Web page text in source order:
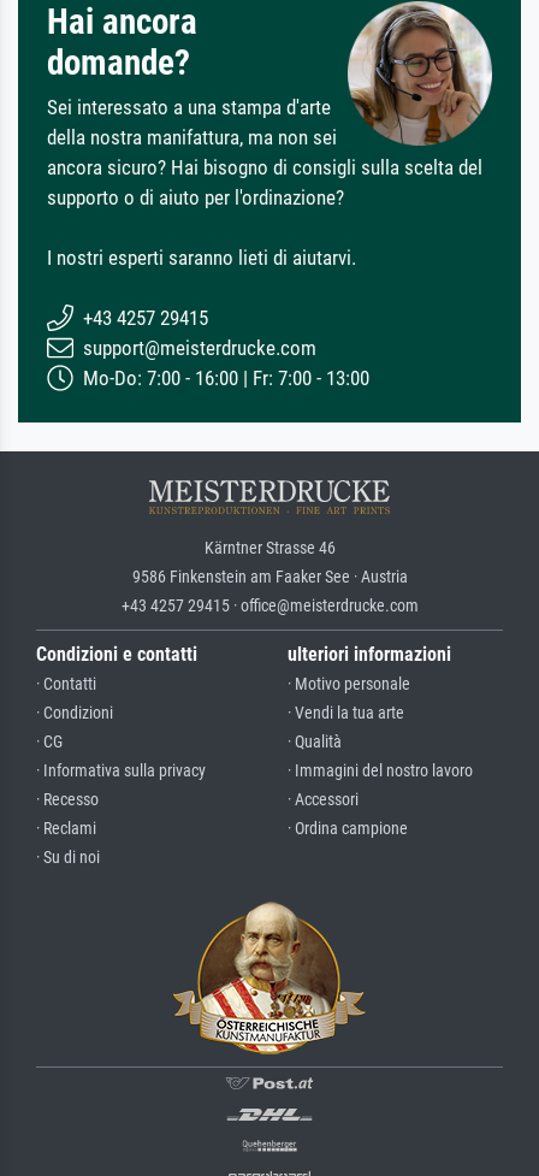
Hai ancora
domande?
Sei interessato a una stampa d'arte
della nostra manifattura, ma non sei
ancora sicuro? Hai bisogno di consigli sulla scelta del
supporto o di aiuto per l'ordinazione?
I nostri esperti saranno lieti di aiutarvi.
+43 4257 29415
support@meisterdrucke.com
Mo-Do: 7:00 - 16:00 | Fr: 7:00 - 13:00
Kärntner Strasse 46
9586 Finkenstein am Faaker See · Austria
+43 4257 29415 · office@meisterdrucke.com
Condizioni e contatti
· Contatti
· Condizioni
· CG
· Informativa sulla privacy
· Recesso
· Reclami
· Su di noi
ulteriori informazioni
· Motivo personale
· Vendi la tua arte
· Qualità
· Immagini del nostro lavoro
· Accessori
· Ordina campione